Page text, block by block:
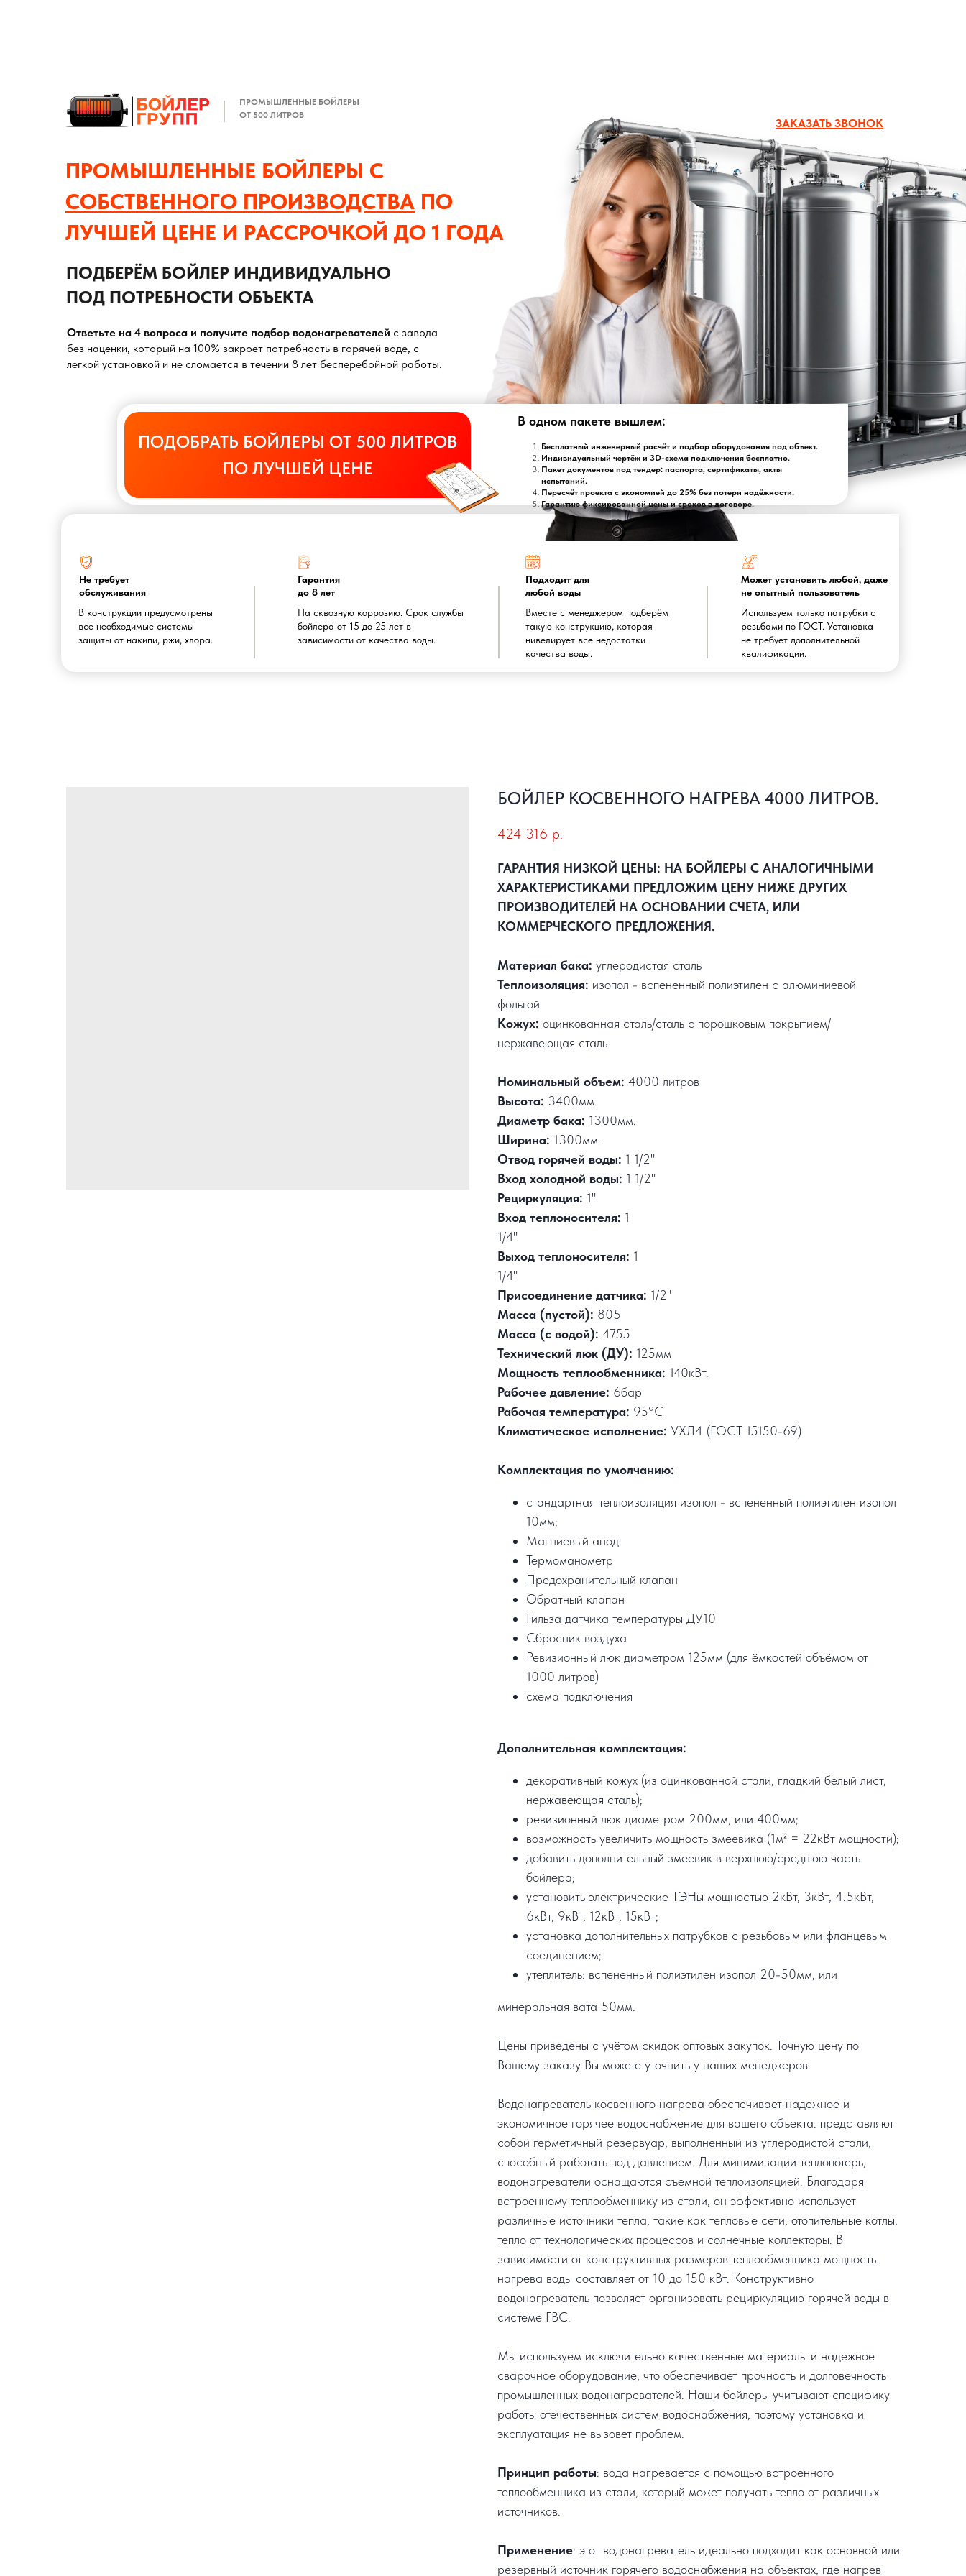
Ответьте на 4 вопроса и получите подбор водонагревателей с завода
без наценки, который на 100% закроет потребность в горячей воде, с
легкой установкой и не сломается в течении 8 лет бесперебойной работы.
В одном пакете вышлем:
Бесплатный инженерный расчёт и подбор оборудования под объект.
Индивидуальный чертёж и 3D-схема подключения бесплатно.
Пакет документов под тендер: паспорта, сертификаты, акты
испытаний.
Пересчёт проекта с экономией до 25% без потери надёжности.
Гарантию фиксированной цены и сроков в договоре.
ПРОМЫШЛЕННЫЕ БОЙЛЕРЫ С
СОБСТВЕННОГО ПРОИЗВОДСТВА ПО
ЛУЧШЕЙ ЦЕНЕ И РАССРОЧКОЙ ДО 1 ГОДА
ПОДБЕРЁМ БОЙЛЕР ИНДИВИДУАЛЬНО
ПОД ПОТРЕБНОСТИ ОБЪЕКТА
Не требует
обслуживания
В конструкции предусмотрены
все необходимые системы
защиты от накипи, ржи, хлора.
Гарантия
до 8 лет
ПРОМЫШЛЕННЫЕ БОЙЛЕРЫ
ОТ 500 ЛИТРОВ
На сквозную коррозию. Срок службы
бойлера от 15 до 25 лет в
зависимости от качества воды.
Подходит для
любой воды
Вместе с менеджером подберём
такую конструкцию, которая
нивелирует все недостатки
качества воды.
Может установить любой, даже
не опытный пользователь
Используем только патрубки с
резьбами по ГОСТ. Установка
не требует дополнительной
квалификации.
ЗАКАЗАТЬ ЗВОНОК
ПОДОБРАТЬ БОЙЛЕРЫ ОТ 500 ЛИТРОВ
ПО ЛУЧШЕЙ ЦЕНЕ
БОЙЛЕР КОСВЕННОГО НАГРЕВА 4000 ЛИТРОВ.
424 316 р.
ГАРАНТИЯ НИЗКОЙ ЦЕНЫ: НА БОЙЛЕРЫ С АНАЛОГИЧНЫМИ
ХАРАКТЕРИСТИКАМИ ПРЕДЛОЖИМ ЦЕНУ НИЖЕ ДРУГИХ
ПРОИЗВОДИТЕЛЕЙ НА ОСНОВАНИИ СЧЕТА, ИЛИ
КОММЕРЧЕСКОГО ПРЕДЛОЖЕНИЯ.
Материал бака: углеродистая сталь
Теплоизоляция: изопол - вспененный полиэтилен с алюминиевой
фольгой
Кожух: оцинкованная сталь/сталь с порошковым покрытием/
нержавеющая сталь
Номинальный объем: 4000 литров
Высота: 3400мм.
Диаметр бака: 1300мм.
Ширина: 1300мм.
Отвод горячей воды: 1 1/2"
Вход холодной воды: 1 1/2"
Рециркуляция: 1"
Вход теплоносителя: 1
1/4"
Выход теплоносителя: 1
1/4"
Присоединение датчика: 1/2"
Масса (пустой): 805
Масса (с водой): 4755
Технический люк (ДУ): 125мм
Мощность теплообменника: 140кВт.
Рабочее давление: 6бар
Рабочая температура: 95°C
Климатическое исполнение: УХЛ4 (ГОСТ 15150-69)
Комплектация по умолчанию:
стандартная теплоизоляция изопол - вспененный полиэтилен изопол
10мм;
Магниевый анод
Термоманометр
Предохранительный клапан
Обратный клапан
Гильза датчика температуры ДУ10
Сбросник воздуха
Ревизионный люк диаметром 125мм (для ёмкостей объёмом от
1000 литров)
схема подключения
Дополнительная комплектация:
декоративный кожух (из оцинкованной стали, гладкий белый лист,
нержавеющая сталь);
ревизионный люк диаметром 200мм, или 400мм;
возможность увеличить мощность змеевика (1м² = 22кВт мощности);
добавить дополнительный змеевик в верхнюю/среднюю часть
бойлера;
установить электрические ТЭНы мощностью 2кВт, 3кВт, 4.5кВт,
6кВт, 9кВт, 12кВт, 15кВт;
установка дополнительных патрубков с резьбовым или фланцевым
соединением;
утеплитель: вспененный полиэтилен изопол 20-50мм, или
минеральная вата 50мм.
Цены приведены с учётом скидок оптовых закупок. Точную цену по
Вашему заказу Вы можете уточнить у наших менеджеров.
Водонагреватель косвенного нагрева обеспечивает надежное и
экономичное горячее водоснабжение для вашего объекта. представляют
собой герметичный резервуар, выполненный из углеродистой стали,
способный работать под давлением. Для минимизации теплопотерь,
водонагреватели оснащаются съемной теплоизоляцией. Благодаря
встроенному теплообменнику из стали, он эффективно использует
различные источники тепла, такие как тепловые сети, отопительные котлы,
тепло от технологических процессов и солнечные коллекторы. В
зависимости от конструктивных размеров теплообменника мощность
нагрева воды составляет от 10 до 150 кВт. Конструктивно
водонагреватель позволяет организовать рециркуляцию горячей воды в
системе ГВС.
Мы используем исключительно качественные материалы и надежное
сварочное оборудование, что обеспечивает прочность и долговечность
промышленных водонагревателей. Наши бойлеры учитывают специфику
работы отечественных систем водоснабжения, поэтому установка и
эксплуатация не вызовет проблем.
Принцип работы: вода нагревается с помощью встроенного
теплообменника из стали, который может получать тепло от различных
источников.
Применение: этот водонагреватель идеально подходит как основной или
резервный источник горячего водоснабжения на объектах, где нагрев